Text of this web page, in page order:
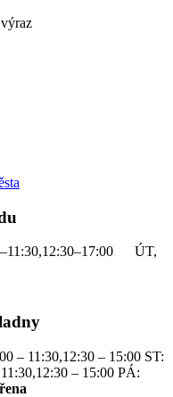
ÚT,
– 11:30,12:30 – 15:00 ST:
– 15:00 PÁ: